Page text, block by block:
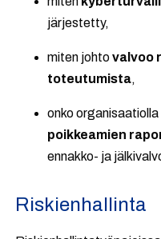
järjestetty,
miten johtovalvoo
toteutumista,
onko
poikkeamien
ennakko- ja
Riskienhallinta